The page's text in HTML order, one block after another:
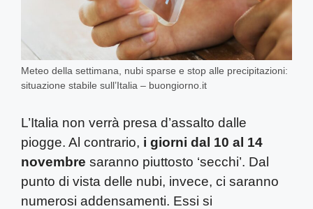
Meteo della settimana, nubi sparse e stop alle precipitazioni:
situazione stabile sull’Italia – buongiorno.it
L’Italia non verrà presa d’assalto dalle
piogge. Al contrario, i giorni dal 10 al 14
novembre saranno piuttosto ‘secchi’. Dal
punto di vista delle nubi, invece, ci saranno
numerosi addensamenti. Essi si